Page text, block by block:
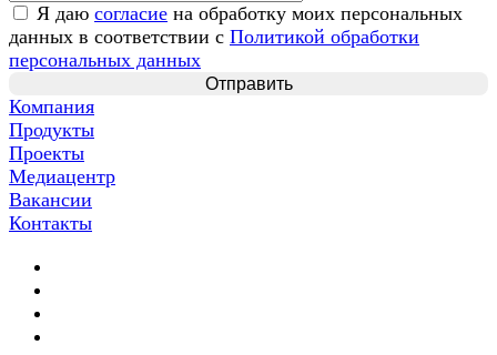
Я даю согласие на обработку моих персональных
данных в соответствии с Политикой обработки
персональных данных
Компания
Продукты
Проекты
Медиацентр
Вакансии
Контакты